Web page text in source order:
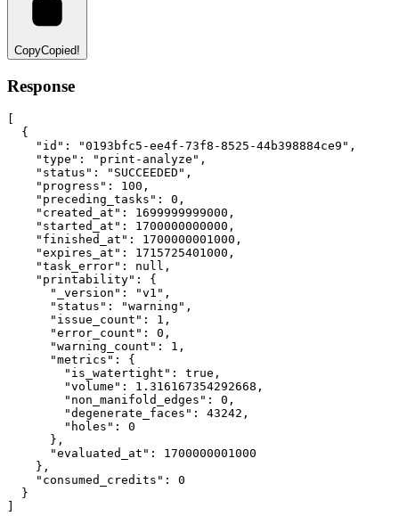
CopyCopied!
Response
  {
"id" : "0193bfc5-ee4f-73f8-8525-44b398884ce9" ,
"type" : "print-analyze" ,
"status" : "SUCCEEDED" ,
"progress" : 100 ,
"preceding_tasks" : 0 ,
"created_at" : 1699999999000 ,
"started_at" : 1700000000000 ,
"finished_at" : 1700000001000 ,
"expires_at" : 1715725401000 ,
"task_error" : null ,
"printability" :
{
"_version" : "v1" ,
"status" : "warning" ,
"issue_count" : 1 ,
"error_count" : 0 ,
"warning_count" : 1 ,
"metrics" :
{
"is_watertight" : true ,
"volume" : 1.316167354292668 ,
"non_manifold_edges" : 0 ,
"degenerate_faces" : 43242 ,
"holes" :
0
      }
,
"evaluated_at" :
1700000001000
    }
,
"consumed_credits" :
0
  }